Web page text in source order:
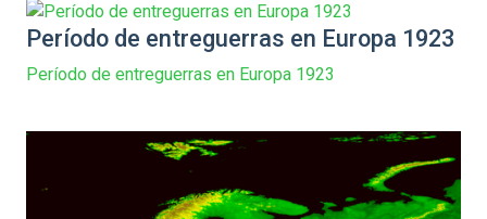
Período de entreguerras en Europa 1923
Período de entreguerras en Europa 1923